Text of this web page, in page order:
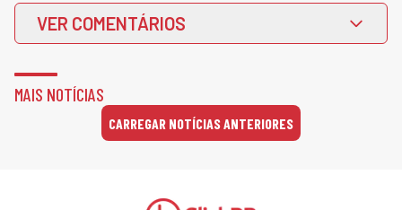
VER COMENTÁRIOS
MAIS NOTÍCIAS
CARREGAR NOTÍCIAS ANTERIORES